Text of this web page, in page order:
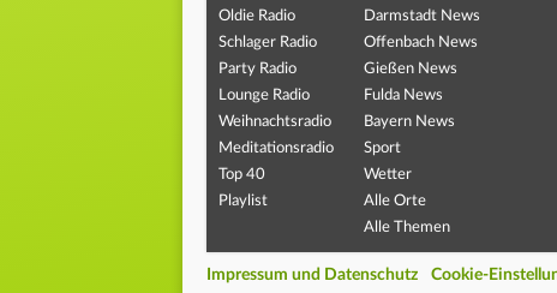
Oldie Radio
Schlager Radio
Party Radio
Lounge Radio
Weihnachtsradio
Meditationsradio
Top 40
Playlist
Darmstadt News
Offenbach News
Gießen News
Fulda News
Bayern News
Sport
Wetter
Alle Orte
Alle Themen
Impressum und Datenschutz Cookie-